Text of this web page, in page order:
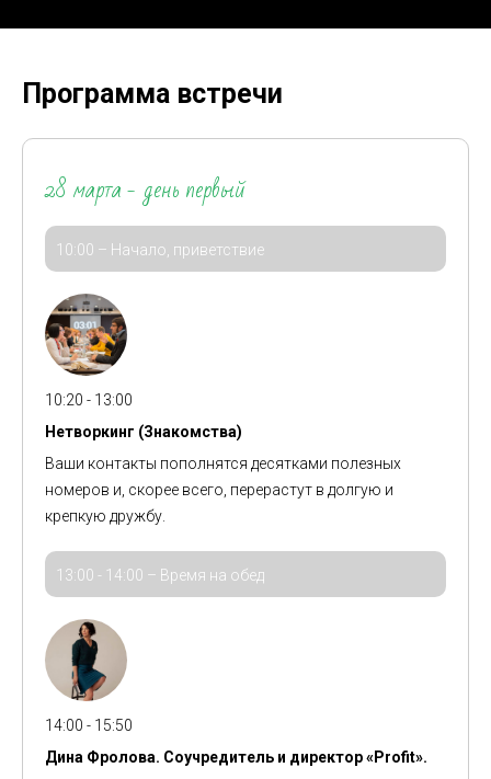
Программа встречи
28 марта - день первый
10:00 – Начало, приветствие
10:20 - 13:00
Нетворкинг (Знакомства)
Ваши контакты пополнятся десятками полезных
номеров и, скорее всего, перерастут в долгую и
крепкую дружбу.
13:00 - 14:00 – Время на обед
14:00 - 15:50
Дина Фролова. Соучредитель и директор «Profit».